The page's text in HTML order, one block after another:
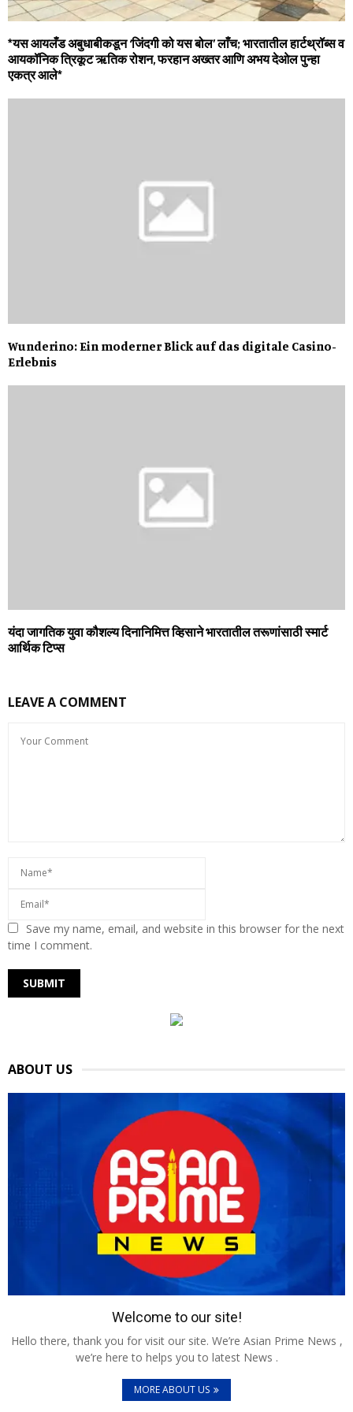
*यस आयलँड अबुधाबीकडून ‘जिंदगी को यस बोल’ लाँच; भारतातील हार्टथ्रॉब्‍स व
आयकॉनिक त्रिकूट ऋतिक रोशन, फरहान अख्‍तर आणि अभय देओल पुन्‍हा
एकत्र आले*
Wunderino: Ein moderner Blick auf das digitale Casino-
Erlebnis
यंदा जागतिक युवा कौशल्‍य दिनानिमित्त व्हिसाने भारतातील तरूणांसाठी स्‍मार्ट
आर्थिक टिप्‍स
LEAVE A COMMENT
Save my name, email, and website in this browser for the next
time I comment.
ABOUT US
Welcome to our site!
Hello there, thank you for visit our site. We’re Asian Prime News ,
we’re here to helps you to latest News .
MORE ABOUT US